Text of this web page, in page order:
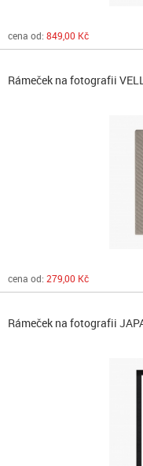
cena od: 849,00 Kč
Rámeček na fotografii
cena od: 279,00 Kč
Rámeček na fotografii